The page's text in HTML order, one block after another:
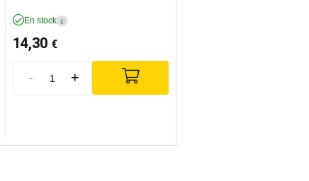
En stock i
14,30 €
- +